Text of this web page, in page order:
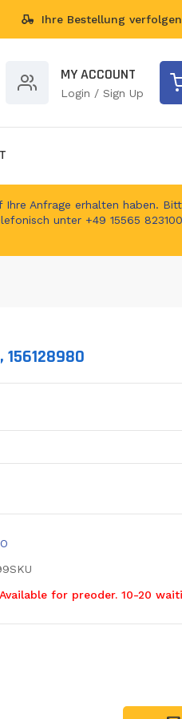
Ihre Bestellung verfolgen
MY ACCOUNT
Login / Sign Up
Anfrage erhalten haben.
unter +49 15565
156128980
for preoder. 10-20